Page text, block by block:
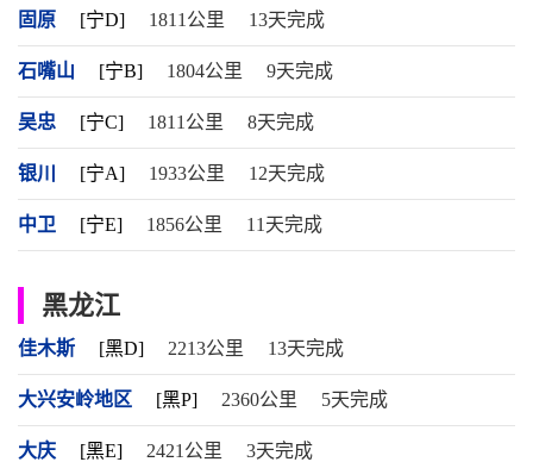
固原 [宁D] 1811公里 13天完成
石嘴山 [宁B] 1804公里 9天完成
吴忠 [宁C] 1811公里 8天完成
银川 [宁A] 1933公里 12天完成
中卫 [宁E] 1856公里 11天完成
黑龙江
佳木斯 [黑D] 2213公里 13天完成
大兴安岭地区 [黑P] 2360公里 5天完成
大庆 [黑E] 2421公里 3天完成